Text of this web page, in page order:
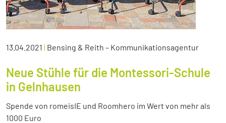
13.04.2021 | Bensing & Reith – Kommunikationsagentur
Neue Stühle für die Montessori-Schule
in Gelnhausen
Spende von romeisIE und Roomhero im Wert von mehr als
1000 Euro